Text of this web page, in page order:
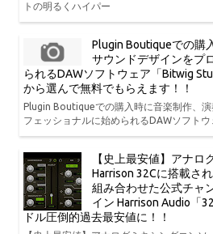
トの明るくハイパー
Plugin Boutiqueでの購
サウンドデザインをプ
られるDAWソフトウェア「Bitwig
から選んで無料でもらえます！！
Plugin Boutiqueでの購入時に音楽制作、
フェッショナルに始められるDAWソフト
【史上最安値】アナロ
Harrison 32Cに搭載さ
組み合わせた公式チャ
イン Harrison Audio「
ドル圧倒的過去最安値に！！